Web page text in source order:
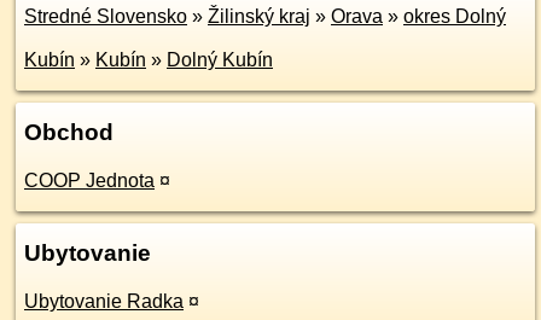
Stredné Slovensko » Žilinský kraj » Orava » okres Dolný
Kubín » Kubín » Dolný Kubín
Obchod
COOP Jednota ¤
Ubytovanie
Ubytovanie Radka ¤